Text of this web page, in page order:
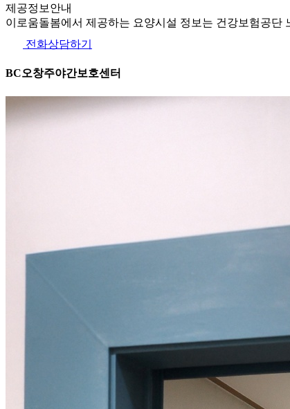
제공정보안내
이로움돌봄에서 제공하는 요양시설 정보는 건강보험공
전화상담하기
BC오창주야간보호센터